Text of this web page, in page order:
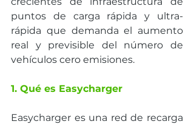
puntos de carga rápida y ultra-
rápida que demanda el aumento
real y previsible del número de
vehículos cero emisiones.
1. Qué es Easycharger
Easycharger es una red de recarga